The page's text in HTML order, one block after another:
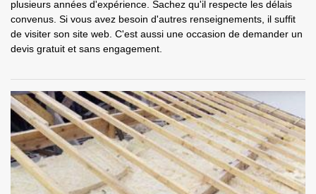
plusieurs années d'expérience. Sachez qu'il respecte les délais
convenus. Si vous avez besoin d'autres renseignements, il suffit
de visiter son site web. C'est aussi une occasion de demander un
devis gratuit et sans engagement.